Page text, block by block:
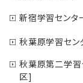
新宿学習セン
秋葉原学習セ
秋葉原第二学習
区]